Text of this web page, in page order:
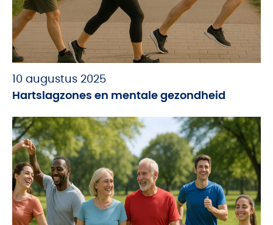
10 augustus 2025
Hartslagzones en mentale gezondheid